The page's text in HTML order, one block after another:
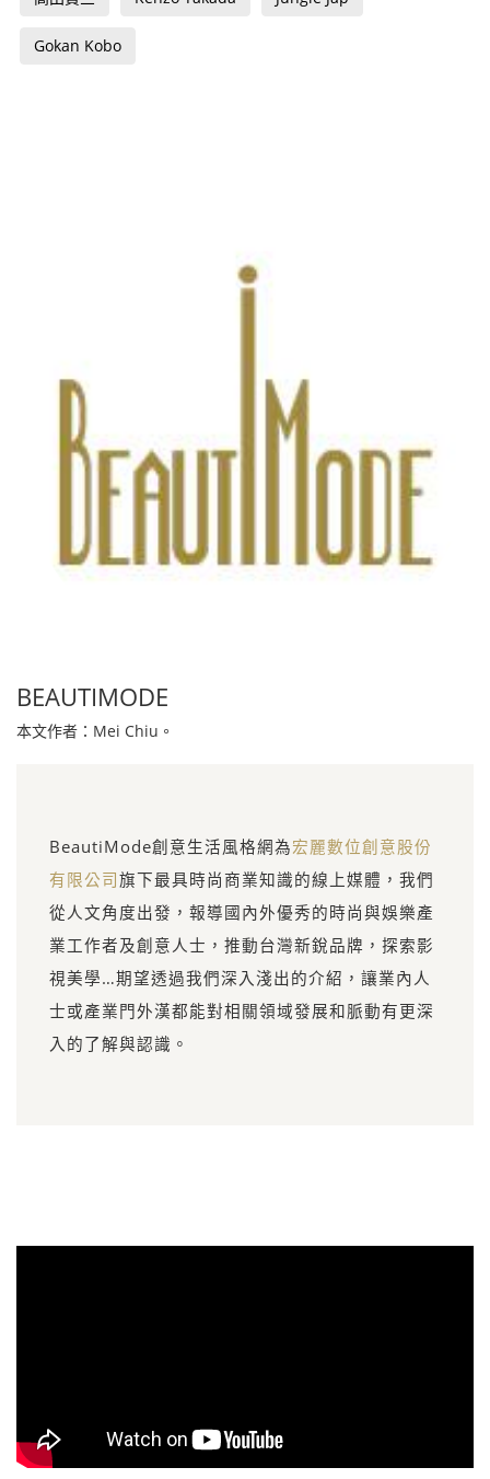
Gokan Kobo
BEAUTIMODE
本文作者：Mei Chiu。
BeautiMode創意生活風格網為宏麗數位創意股份
有限公司旗下最具時尚商業知識的線上媒體，我們
從人文角度出發，報導國內外優秀的時尚與娛樂產
業工作者及創意人士，推動台灣新銳品牌，探索影
視美學…期望透過我們深入淺出的介紹，讓業內人
士或產業門外漢都能對相關領域發展和脈動有更深
入的了解與認識。